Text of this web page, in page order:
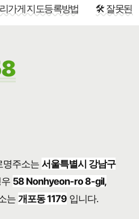
가게 지도등록방법 🛠️ 잘못된
명주소는서울특별시 강남구
58 Nonhyeon-ro 8-gil,
는개포동 1179 입니다.